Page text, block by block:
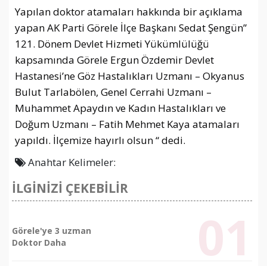
Yapılan doktor atamaları hakkında bir açıklama
yapan AK Parti Görele İlçe Başkanı Sedat Şengün”
121. Dönem Devlet Hizmeti Yükümlülüğü
kapsamında Görele Ergun Özdemir Devlet
Hastanesi’ne Göz Hastalıkları Uzmanı – Okyanus
Bulut Tarlabölen, Genel Cerrahi Uzmanı –
Muhammet Apaydın ve Kadın Hastalıkları ve
Doğum Uzmanı – Fatih Mehmet Kaya atamaları
yapıldı. İlçemize hayırlı olsun “ dedi.
Anahtar Kelimeler:
İLGİNİZİ ÇEKEBİLİR
Görele'ye 3 uzman
Doktor Daha